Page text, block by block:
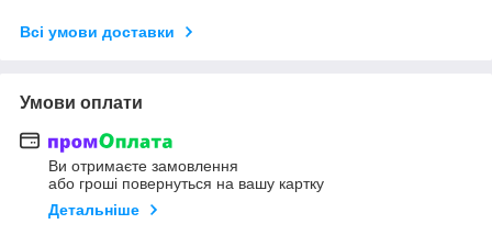
Всі умови доставки
Умови оплати
Ви отримаєте замовлення
або гроші повернуться на вашу картку
Детальніше